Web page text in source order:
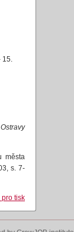
15.
města
s. 7-
pro tisk